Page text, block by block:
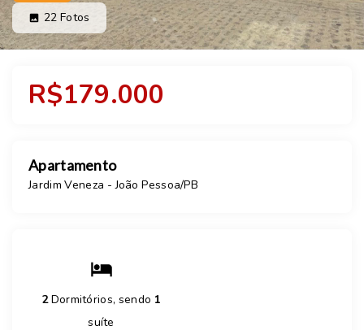
22 Fotos
R$179.000
Apartamento
Jardim Veneza - João Pessoa/PB
2Dormitórios, sendo 1
suíte